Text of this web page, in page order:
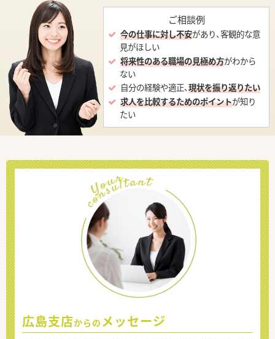
ご相談例
今の仕事に対し不安があり、客観的な意
見がほしい
将来性のある職場の見極め方がわから
ない
自分の経験や適正、現状を振り返りたい
求人を比較するためのポイントが知り
たい
広島支店からの メッセージ